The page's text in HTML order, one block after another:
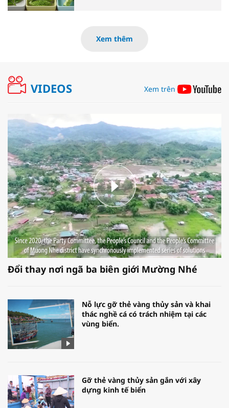
Xem thêm
VIDEOS Xem trên
Đổi thay nơi ngã ba biên giới Mường Nhé
Nỗ lực gỡ thẻ vàng thủy sản và khai
thác nghề cá có trách nhiệm tại các
vùng biển.
Gỡ thẻ vàng thủy sản gắn với xây
dựng kinh tế biển